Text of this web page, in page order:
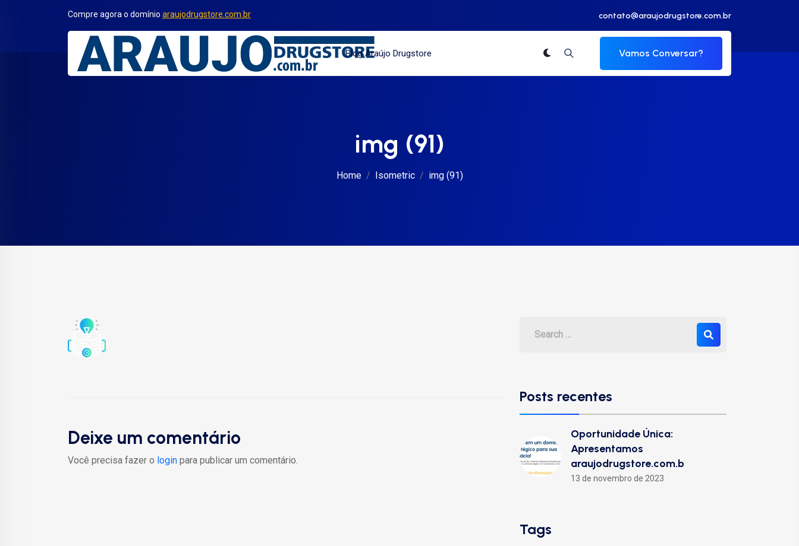
Compre agora o domínio araujodrugstore.com.br contato@araujodrugstore.com.br
Blog Araújo Drugstore Vamos Conversar?
img (91)
Home Isometric img (91)
Deixe um comentário
Você precisa fazer o login para publicar um comentário.
Posts recentes
Oportunidade Única:
Apresentamos
araujodrugstore.com.b
13 de novembro de 2023
Tags